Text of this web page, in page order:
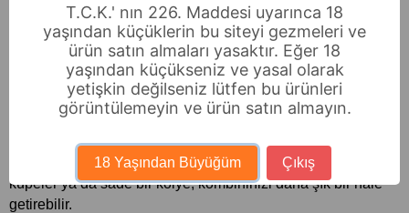
Pijama Partisinde Aksesuar Seçimi Nasıl
Olmalı?
pijama partisi kombini yaparken aksesuar seçimi,
kombininizin tamamlayıcı unsurlarından biridir. Ancak,
aşırıya kaçmadan sade ve şık aksesuarlar tercih etmek
önemlidir. Büyük kolyeler veya ağır bilezikler yerine, zarif ve
hafif aksesuarlar kullanabilirsiniz. İnce bilezikler, minimal
küpeler ya da sade bir kolye, kombininizi daha şık bir hale
getirebilir.
T.C.K.' nın 226. Maddesi uyarınca 18
yaşından küçüklerin bu siteyi gezmeleri ve
ürün satın almaları yasaktır. Eğer 18
yaşından küçükseniz ve yasal olarak
yetişkin değilseniz lütfen bu ürünleri
görüntülemeyin ve ürün satın almayın.
18 Yaşından Büyüğüm Çıkış